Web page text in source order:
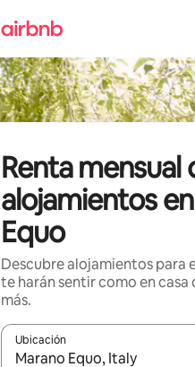
Renta mensual
alojamientos
Equo
Descubre alojamientos para
te harán sentir como en casa
más.
Ubicación
Cuando los resultados estén